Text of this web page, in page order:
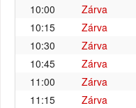
10:00
Zárva
10:15
Zárva
10:30
Zárva
10:45
Zárva
11:00
Zárva
11:15
Zárva